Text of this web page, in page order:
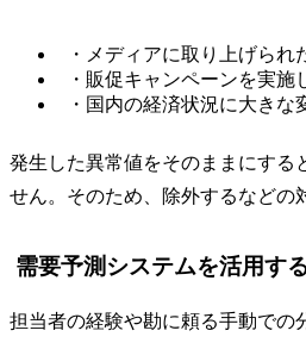
・メディアに取り上げられ
・販促キャンペーンを実施
・国内の経済状況に大きな
発生した異常値をそのままにする
せん。そのため、除外するなどの
需要予測システムを活用す
担当者の経験や勘に頼る手動での